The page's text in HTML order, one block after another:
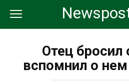
контенту
Отец бросил
вспомнил о нем